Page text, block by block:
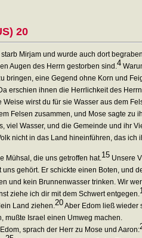
20
Mirjam und wurde auch dort
Augen des Herrn gestorben sind.4
eine Gegend ohne Korn und
erschien ihnen die Herrlichkeit des
wirst du für sie Wasser aus dem
Felsen zusammen, und Mose sagte
viel Wasser, und die Gemeinde und ihr
nicht in das Land hineinführen, das ich
Mühsal, die uns getroffen hat.15 Unsere
gehört. Er schickte einen Boten, und
und kein Brunnenwasser trinken. Wir
ziehe ich dir mit dem Schwert entgegen.
Land ziehen.20Aber Edom ließ wieder
mußte Israel einen Umweg machen.
sprach der Herr zu Mose und Aaron: